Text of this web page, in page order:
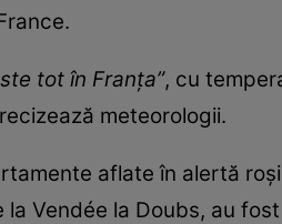
tot în Franţa”, cu
meteorologii.
aflate în alertă
la Vendée la Doubs, au